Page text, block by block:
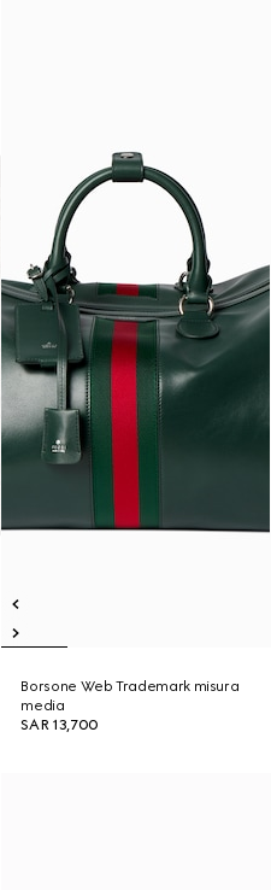
Borsone Web Trademark misura
media
SAR 13,700